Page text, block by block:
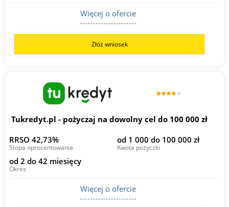
Więcej o ofercie
Złóż wniosek
Tukredyt.pl - pożyczaj na dowolny cel do 100 000 zł
RRSO 42,73%
Stopa oprocentowania
od 1 000 do 100 000 zł
Kwota pożyczki
od 2 do 42 miesięcy
Okres
Więcej o ofercie